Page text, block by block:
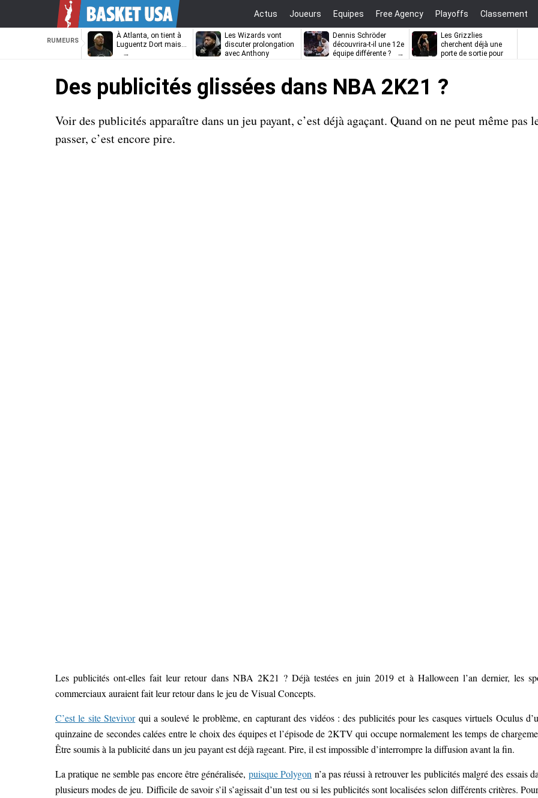
Actus Joueurs Equipes Free Agency Playoffs Classement
RUMEURS
À Atlanta, on tient à
Luguentz Dort mais…
Les Wizards vont
discuter prolongation
avec Anthony
Dennis Schröder
découvrira-t-il une 12e
équipe différente ?
Les Grizzlies
cherchent déjà une
porte de sortie pour
Des publicités glissées dans NBA 2K21 ?
Voir des publicités apparaître dans un jeu payant, c’est déjà agaçant. Quand on ne peut même pas
passer, c’est encore pire.
Les publicités ont-elles fait leur retour dans NBA 2K21 ? Déjà testées en juin 2019 et à Halloween l’an dernier, les
commerciaux auraient fait leur retour dans le jeu de Visual Concepts.
C’est le site Stevivorqui a soulevé le problème, en capturant des vidéos : des publicités pour les casques virtuels Oculus
quinzaine de secondes calées entre le choix des équipes et l’épisode de 2KTV qui occupe normalement les temps de
Être soumis à la publicité dans un jeu payant est déjà rageant. Pire, il est impossible d’interrompre la diffusion avant la fin.
La pratique ne semble pas encore être généralisée, puisque Polygon n’a pas réussi à retrouver les publicités malgré des essais
plusieurs modes de jeu. Difficile de savoir s’il s’agissait d’un test ou si les publicités sont localisées selon différents critères.